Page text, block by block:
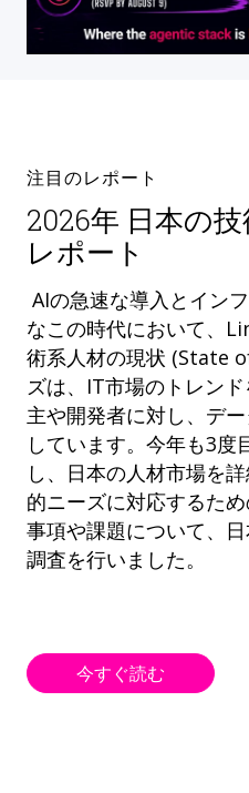
注目のレポート
2026年 日本の
レポート
AIの急速な導入とイン
なこの時代において、
術系人材の現状 (State
ズは、IT市場のトレン
主や開発者に対し、デ
しています。今年も3度
し、日本の人材市場を
的ニーズに対応するた
事項や課題について、
調査を行いました。
今すぐ読む